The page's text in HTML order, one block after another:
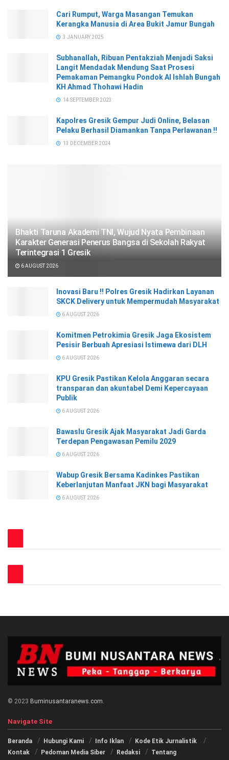
Cari Rumput, Warga Masangan Temukan
Kerangka Manusia di Area Bukit Jamur Bungah
3 JANUARY 2025
Subhanallah, Ribuan Pentakziah Menjadi Saksi
Langit Mendadak Mendung Saat Prosesi
Pemakaman Pemangku Pondok Al Ishlah Bungah
KH Ahmad Thohawi Hadin
14 SEPTEMBER 2023
Kapolres Gresik Gempur Judi Online, Belasan
Pelaku Berhasil Diamankan Tanpa Perlawanan !!
13 DECEMBER 2024
Bhakti Taruna Akademi TNI, Wujud Nyata Pembinaan
Karakter Generasi Penerus Bangsa di Sekolah Rakyat
Terintegrasi 1 Gresik
6 AUGUST 2026
Inovasi Baru !! Polres Gresik Hadirkan Layanan
SKCK Delivery untuk Mempermudah Masyarakat
6 AUGUST 2026
Komitmen Petrokimia Gresik Jaga Ekosistem
Pesisir Berbuah Apresiasi Istimewa dari DLH
6 AUGUST 2026
KPU Gresik Pastikan Kelola Anggaran secara
transparan dan akuntabel Demi Kepercayaan
Publik
6 AUGUST 2026
Bawaslu Gresik Ajak Masyarakat Jadi Garda
Terdepan Pengawasan Pemilu 2029
6 AUGUST 2026
Wabup Gresik Bersama Kadinkes Pastikan
Keberlanjutan Manfaat JKN bagi Masyarakat
6 AUGUST 2026
© 2023 Buminusantaranews.com
Navigate Site
Beranda Hubungi Kami Info Iklan
Kode Etik Jurnalistik
Kontak
Pedoman Media Siber Redaksi Tentang